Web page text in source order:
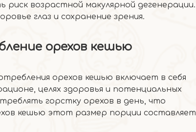
риск возрастной макулярной дегенерации.
глаз и сохранение зрения.
орехов кешью
орехов кешью включает в себя
целях здоровья и потенциальных
горстку орехов в день, что
кешью этот размер порции составляет